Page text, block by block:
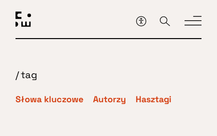
głównej
treści
/tag
Słowa kluczowe Autorzy Hasztagi